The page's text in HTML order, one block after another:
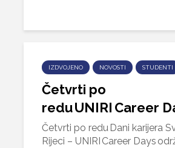
IZDVOJENO NOVOSTI STUDENTI
Četvrti po
redu UNIRI Career
Četvrti po redu Dani karijera
Rijeci – UNIRI Career Days